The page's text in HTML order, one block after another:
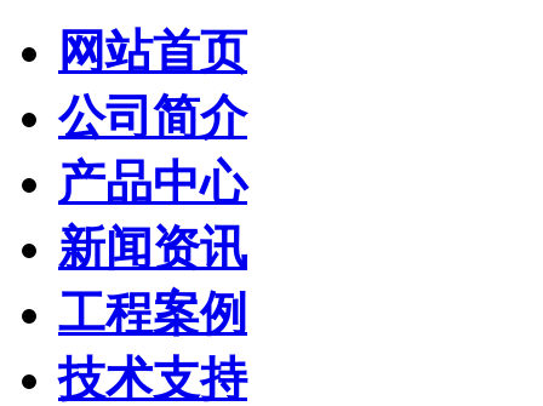
网站首页
公司简介
产品中心
新闻资讯
工程案例
技术支持